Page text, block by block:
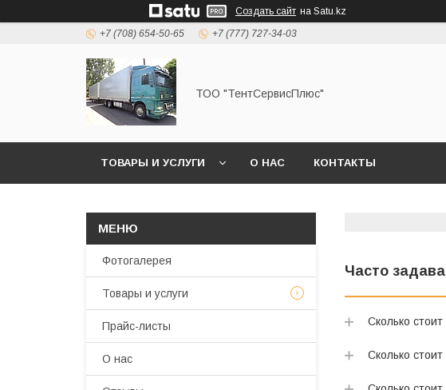
Создать сайт на Satu.kz
+7 (708) 654-50-65 +7 (777) 727-34-03
ТОО "ТентСервисПлюс"
ТОВАРЫ И УСЛУГИ О НАС КОНТАКТЫ
Часто
Сколько
Сколько
Фотогалерея
Товары и услуги
Прайс-листы
О нас